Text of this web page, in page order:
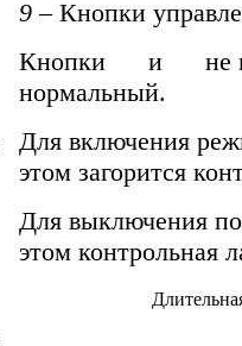
9 – Кнопки
Кнопки
и
не
нормальный.
Для включения
этом загорится
Для выключения
этом контрольная